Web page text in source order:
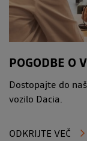
POGODBE O
Dostopajte do
vozilo Dacia.
ODKRIJTE VEČ